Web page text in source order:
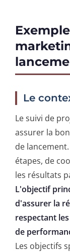
Le
Le suivi de
assurer la
de
étapes, de
les résultats
L'objectif
d'assurer la
respectant
de
Les objectifs